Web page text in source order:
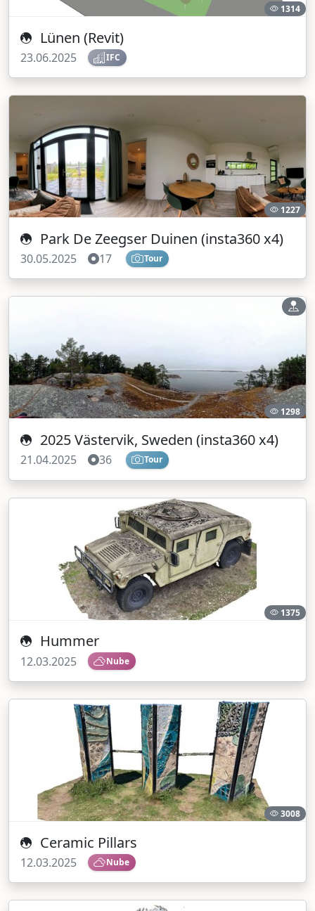
1314
Lünen (Revit)
23.06.2025 IFC
1227
Park De Zeegser Duinen (insta360 x4)
30.05.2025 17 Tour
1298
2025 Västervik, Sweden (insta360 x4)
21.04.2025 36 Tour
1375
Hummer
12.03.2025 Nube
3008
Ceramic Pillars
12.03.2025 Nube